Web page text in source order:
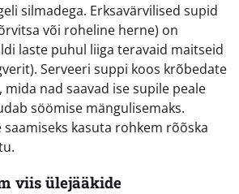
silmadega. Erksavärvilised supid
või roheline herne) on
laste puhul liiga teravaid maitseid
Serveeri suppi koos krõbedate
nad saavad ise supile peale
söömise mängulisemaks.
kasuta rohkem rõõska
viis ülejääkide